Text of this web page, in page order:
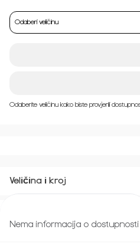
Nema informacija o dostupnosti
Odaberi veličinu
Odaberite veličinu kako biste provjerili
Veličina i kroj